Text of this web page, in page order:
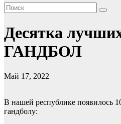
Десятка
ГАНДБОЛ
Май 17, 2022
В нашей республике появилось
гандболу: